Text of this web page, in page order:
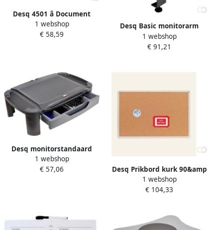
Desq 4501 â Document
Display Panelen
1 webshop
€ 58,59
Desq Basic monitorarm
1 webshop
€ 91,21
Desq monitorstandaard
Xlarge met lade zwart
1 webshop
€ 57,06
Desq Prikbord kurk 90&amp
#215120 cm &amp
#8220Slimline&amp #8221
1 webshop
€ 104,33